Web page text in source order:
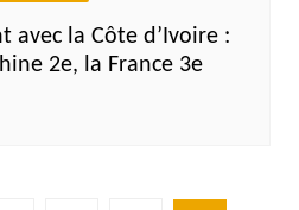
avec la Côte d’Ivoire :
2e, la France 3e